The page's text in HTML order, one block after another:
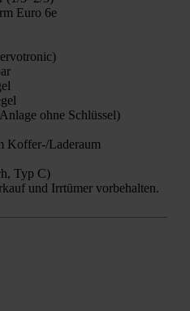
Euro 6e
ohne Schlüs­sel)
Kof­fer-/La­de­raum
Typ C)
und Irr­tü­mer vor­be­hal­ten.